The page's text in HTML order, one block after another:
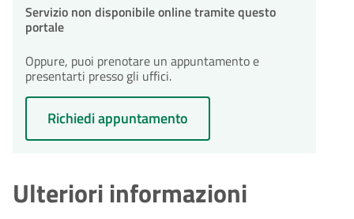
Servizio non disponibile online tramite questo
portale
Oppure, puoi prenotare un appuntamento e
presentarti presso gli uffici.
Richiedi appuntamento
Ulteriori informazioni